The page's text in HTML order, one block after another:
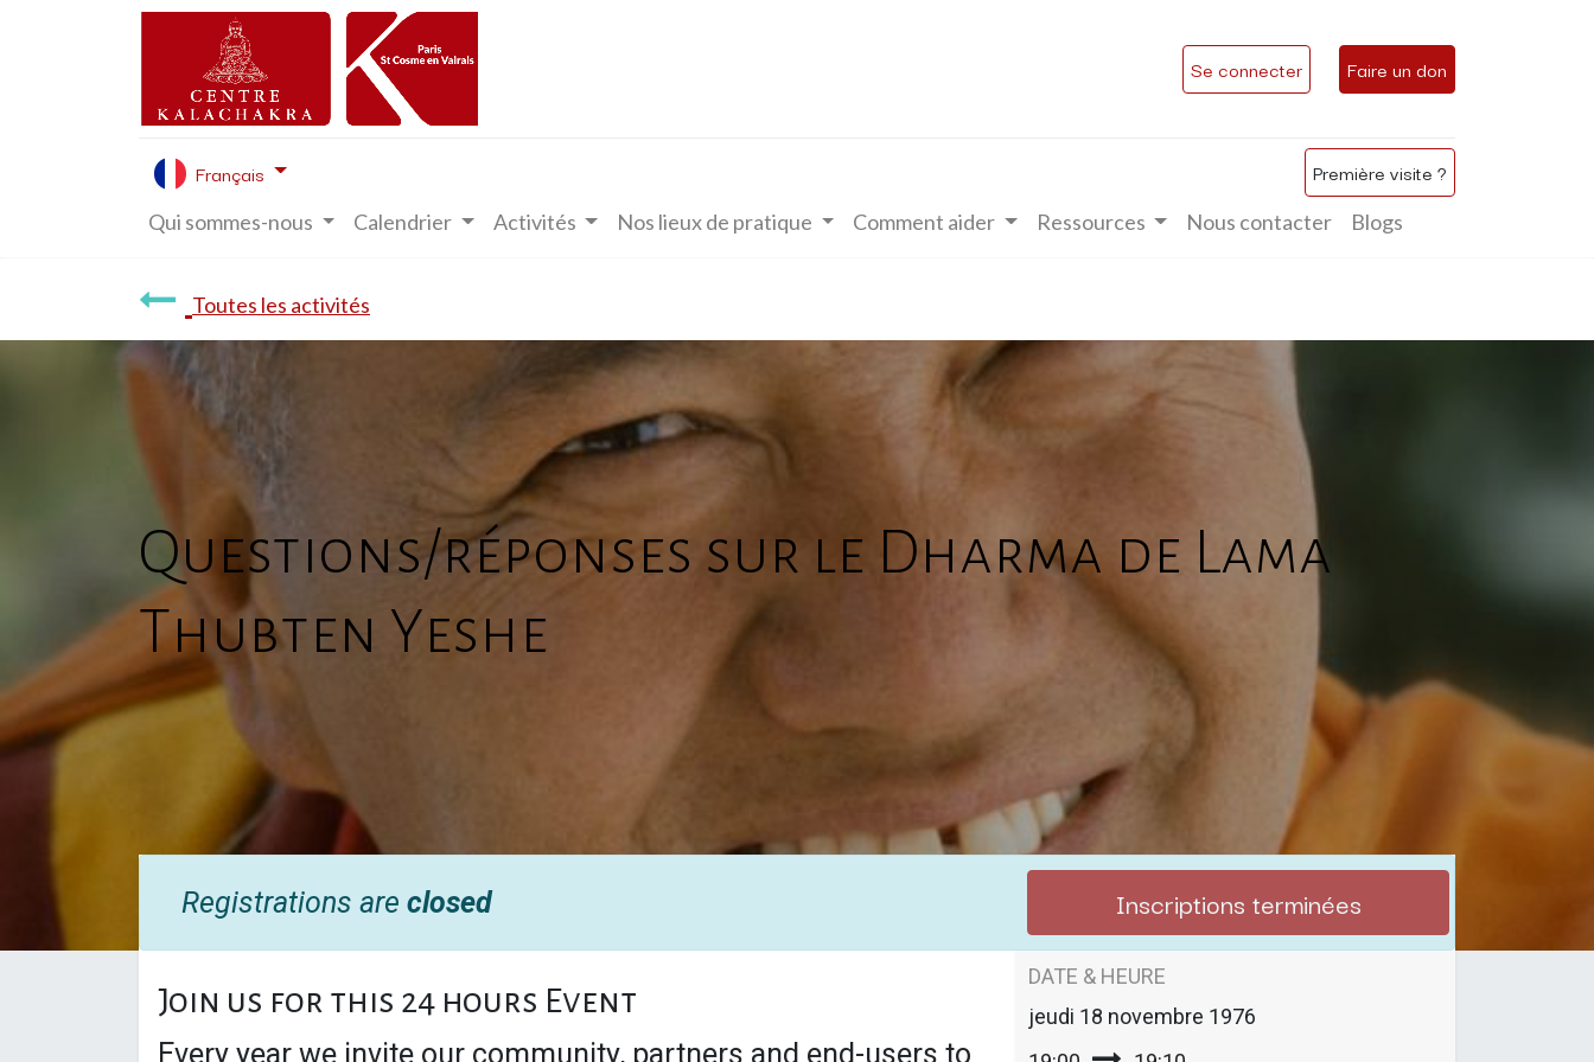
Se connecter Faire un don
Français Première visite ?
Qui sommes-nous Calendrier Activités Nos lieux de pratique Comment aider Ressources Nous contacter Blogs
Toutes les activités
Questions/réponses sur le Dharma de Lama
Thubten Yeshe
Registrations are closed Inscriptions terminées
Join us for this 24 hours Event
Every year we invite our community, partners and end-users to
DATE & HEURE
jeudi 18 novembre 1976